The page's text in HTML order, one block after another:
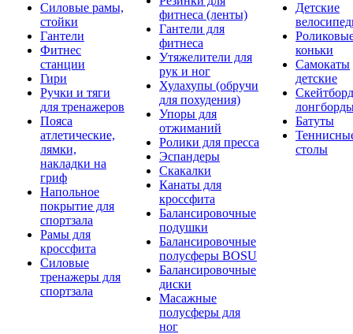
Силовые рамы,
стойки
Гантели
Фитнес
станции
Гири
Ручки и тяги
для тренажеров
Пояса
атлетические,
лямки,
накладки на
гриф
Напольное
покрытие для
спортзала
Рамы для
кроссфита
Силовые
тренажеры для
спортзала
фитнеса (ленты)
Гантели для
фитнеса
Утяжелители для
рук и ног
Хулахупы (обручи
для похудения)
Упоры для
отжиманий
Ролики для пресса
Эспандеры
Скакалки
Канаты для
кроссфита
Балансировочные
подушки
Балансировочные
полусферы BOSU
Балансировочные
диски
Масажные
полусферы для
ног
Детские
коньки
Самокаты
детские
Батуты
столы